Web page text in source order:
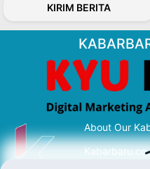
KIRIM BERITA
About Our